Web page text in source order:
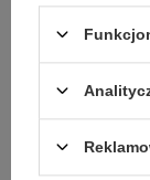
Promocja
Młynek do